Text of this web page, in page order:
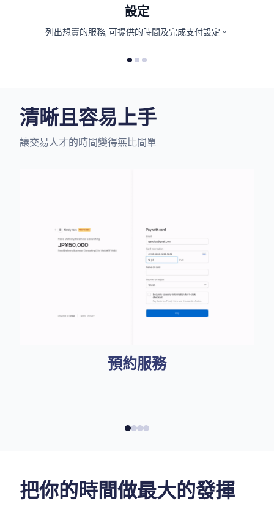
設定
列出想賣的服務, 可提供的時間及完成支付設定。
清晰且容易上手
讓交易人才的時間變得無比間單
預約服務
把你的時間做最大的發揮